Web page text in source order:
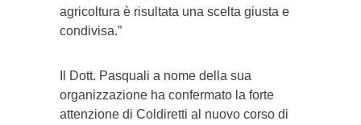
agricoltura è risultata una scelta giusta e
condivisa.”
Il Dott. Pasquali a nome della sua
organizzazione ha confermato la forte
attenzione di Coldiretti al nuovo corso di